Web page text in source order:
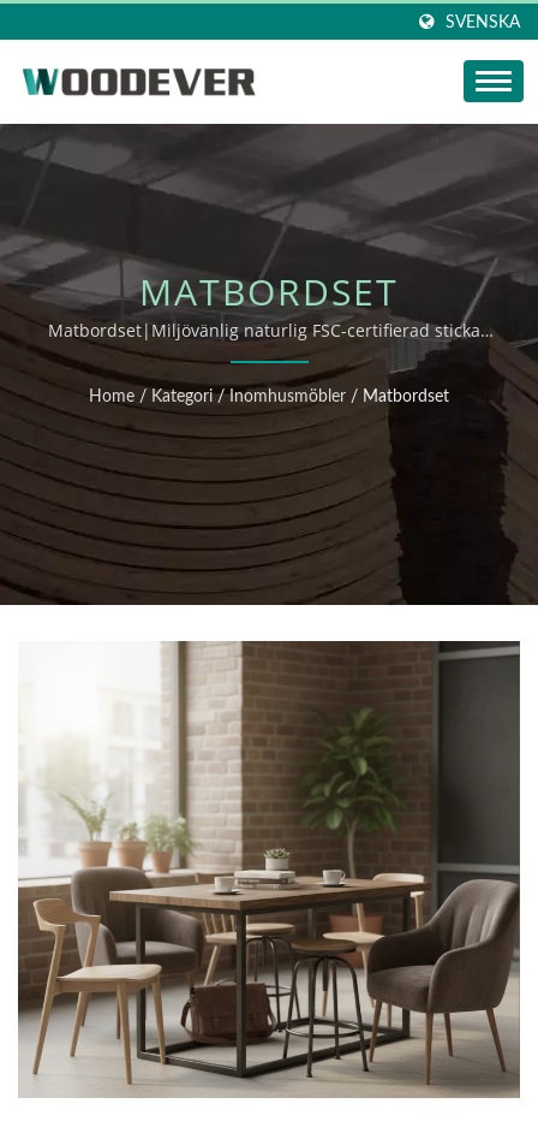
SVENSKA
MATBORDSET
Matbordset|Miljövänlig naturlig FSC-certifierad stickad
lampskärm från Vietnam, hemstickade produkter från
fabrik med hög flexibel anpassning och en-
stoppsservice.
Home / Kategori / Inomhusmöbler / Matbordset